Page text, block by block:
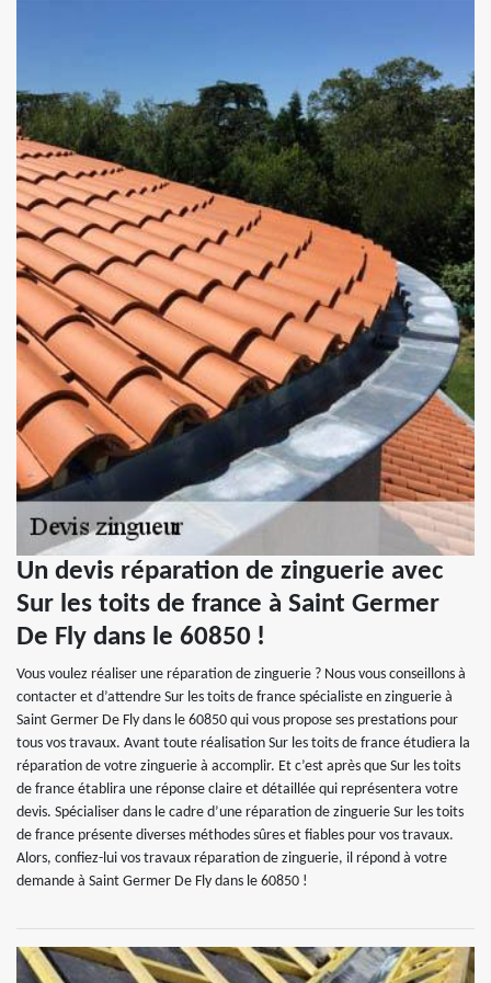
Un devis réparation de zinguerie avec
Sur les toits de france à Saint Germer
De Fly dans le 60850 !
Vous voulez réaliser une réparation de zinguerie ? Nous vous conseillons à
contacter et d’attendre Sur les toits de france spécialiste en zinguerie à
Saint Germer De Fly dans le 60850 qui vous propose ses prestations pour
tous vos travaux. Avant toute réalisation Sur les toits de france étudiera la
réparation de votre zinguerie à accomplir. Et c’est après que Sur les toits
de france établira une réponse claire et détaillée qui représentera votre
devis. Spécialiser dans le cadre d’une réparation de zinguerie Sur les toits
de france présente diverses méthodes sûres et fiables pour vos travaux.
Alors, confiez-lui vos travaux réparation de zinguerie, il répond à votre
demande à Saint Germer De Fly dans le 60850 !